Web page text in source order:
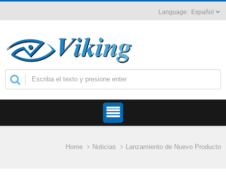
Español
Home Noticias Lanzamiento de Nuevo Producto